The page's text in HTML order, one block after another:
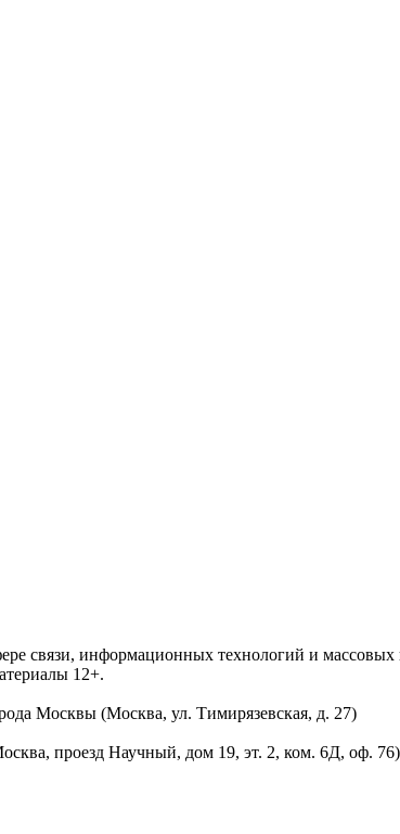
связи, информационных технологий и
12+.
Москвы (Москва, ул. Тимирязевская, д. 27)
проезд Научный, дом 19, эт. 2, ком. 6Д, оф. 76)